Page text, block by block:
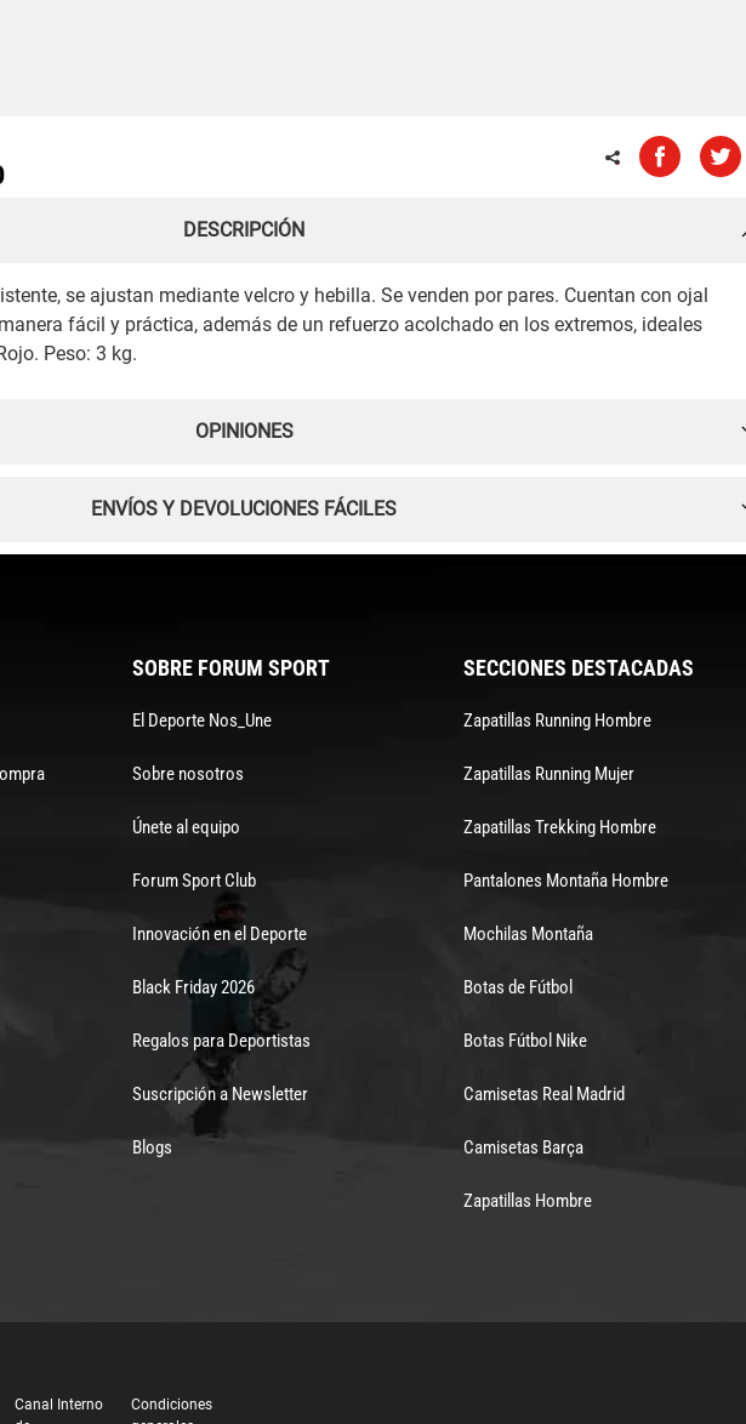
DESCRIPCIÓN
se ajustan mediante velcro y hebilla. Se venden por pares. Cuentan con ojal
fácil y práctica, además de un refuerzo acolchado en los extremos, ideales
Peso: 3 kg.
OPINIONES
ENVÍOS Y DEVOLUCIONES FÁCILES
SOBRE FORUM SPORT
El Deporte Nos_Une
Sobre nosotros
Únete al equipo
Forum Sport Club
Innovación en el Deporte
Black Friday 2026
Regalos para Deportistas
Suscripción a Newsletter
Blogs
SECCIONES DESTACADAS
Zapatillas Running Hombre
Zapatillas Running Mujer
Zapatillas Trekking Hombre
Pantalones Montaña Hombre
Mochilas Montaña
Botas de Fútbol
Botas Fútbol Nike
Camisetas Real Madrid
Camisetas Barça
Zapatillas Hombre
Canal Interno
Condiciones